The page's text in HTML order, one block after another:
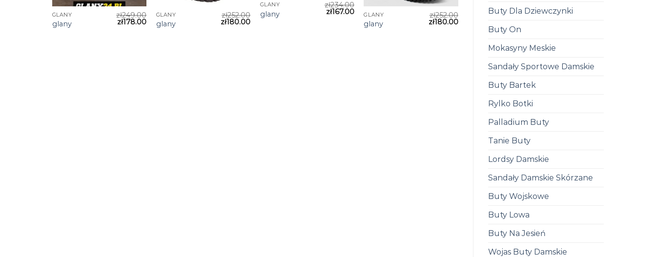
Buty Dla Dziewczynki
Buty On
Mokasyny Meskie
Sandały Sportowe Damskie
Buty Bartek
Rylko Botki
Palladium Buty
Tanie Buty
Lordsy Damskie
Sandały Damskie Skórzane
Buty Wojskowe
Buty Lowa
Buty Na Jesień
Wojas Buty Damskie
GLANY
glany
zł249.00
zł178.00
GLANY
glany
zł252.00
zł180.00
GLANY
glany
zł234.00
zł167.00 GLANY
glany
zł252.00
zł180.00